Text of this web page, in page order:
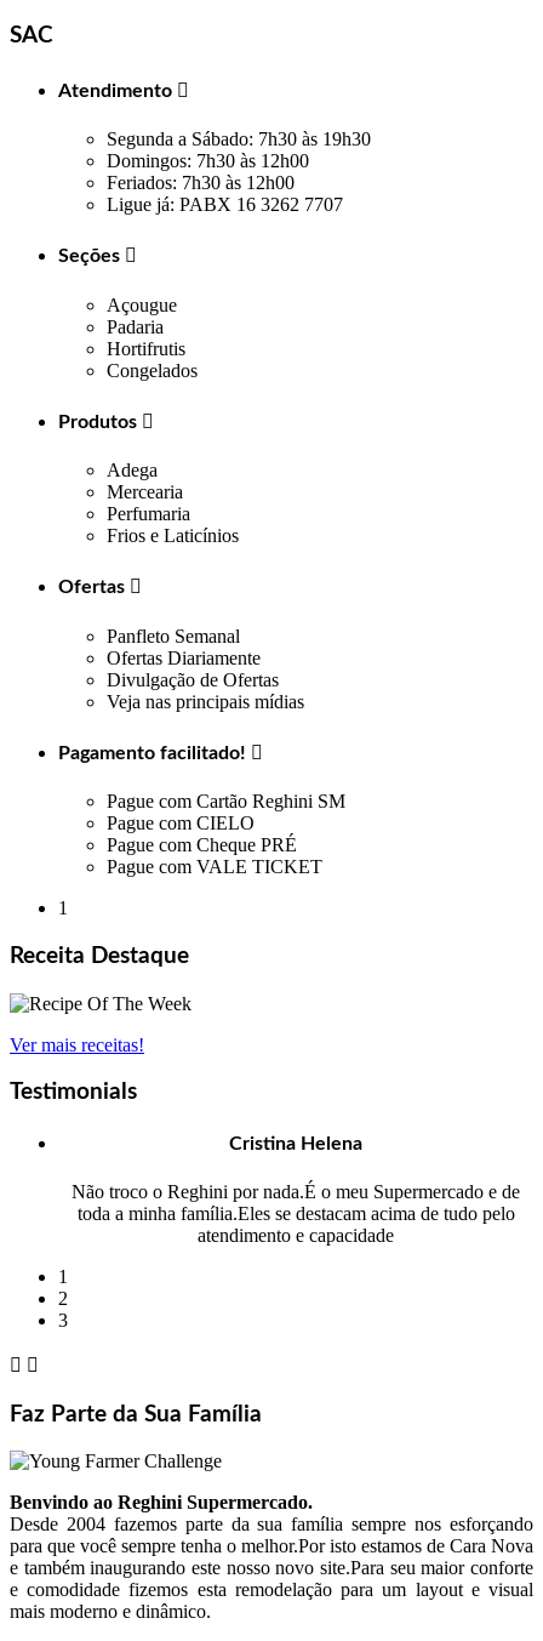
SAC
Atendimento
Segunda a Sábado: 7h30 às 19h30
Domingos: 7h30 às 12h00
Feriados: 7h30 às 12h00
Ligue já: PABX 16 3262 7707
Seções 
Açougue
Padaria
Hortifrutis
Congelados
Produtos
Adega
Mercearia
Perfumaria
Frios e Laticínios
Ofertas 
Panfleto Semanal
Ofertas Diariamente
Divulgação de Ofertas
Veja nas principais mídias
Pagamento facilitado!
Pague com Cartão Reghini SM
Pague com CIELO
Pague com Cheque PRÉ
Pague com VALE TICKET
1
Receita Destaque
Ver mais receitas!
Testimonials
Cristina Helena
Não troco o Reghini por nada.É o meu Supermercado e de
toda a minha família.Eles se destacam acima de tudo pelo
atendimento e capacidade
1
2
3
 
Faz Parte da Sua Família
Benvindo ao Reghini Supermercado.
Desde 2004 fazemos parte da sua família sempre nos esforçando
para que você sempre tenha o melhor.Por isto estamos de Cara Nova
e também inaugurando este nosso novo site.Para seu maior conforte
e comodidade fizemos esta remodelação para um layout e visual
mais moderno e dinâmico.